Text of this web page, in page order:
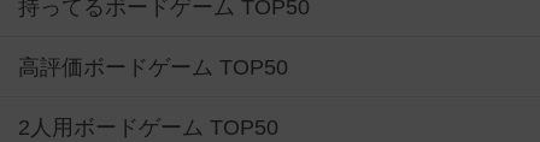
持ってるボードゲーム TOP50
高評価ボードゲーム TOP50
2人用ボードゲーム TOP50